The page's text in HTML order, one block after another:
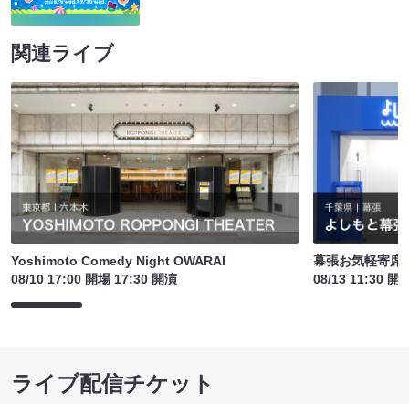
関連ライブ
Yoshimoto Comedy Night OWARAI
08/10 17:00 開場 17:30 開演
幕張お気軽寄席
08/13 11:30 開
ライブ配信チケット